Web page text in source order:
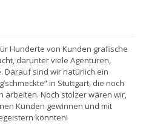
Hunderte von Kunden grafische
darunter viele Agenturen,
Darauf sind wir natürlich ein
in Stuttgart, die noch
arbeiten. Noch stolzer wären wir,
Kunden gewinnen und mit
könnten!